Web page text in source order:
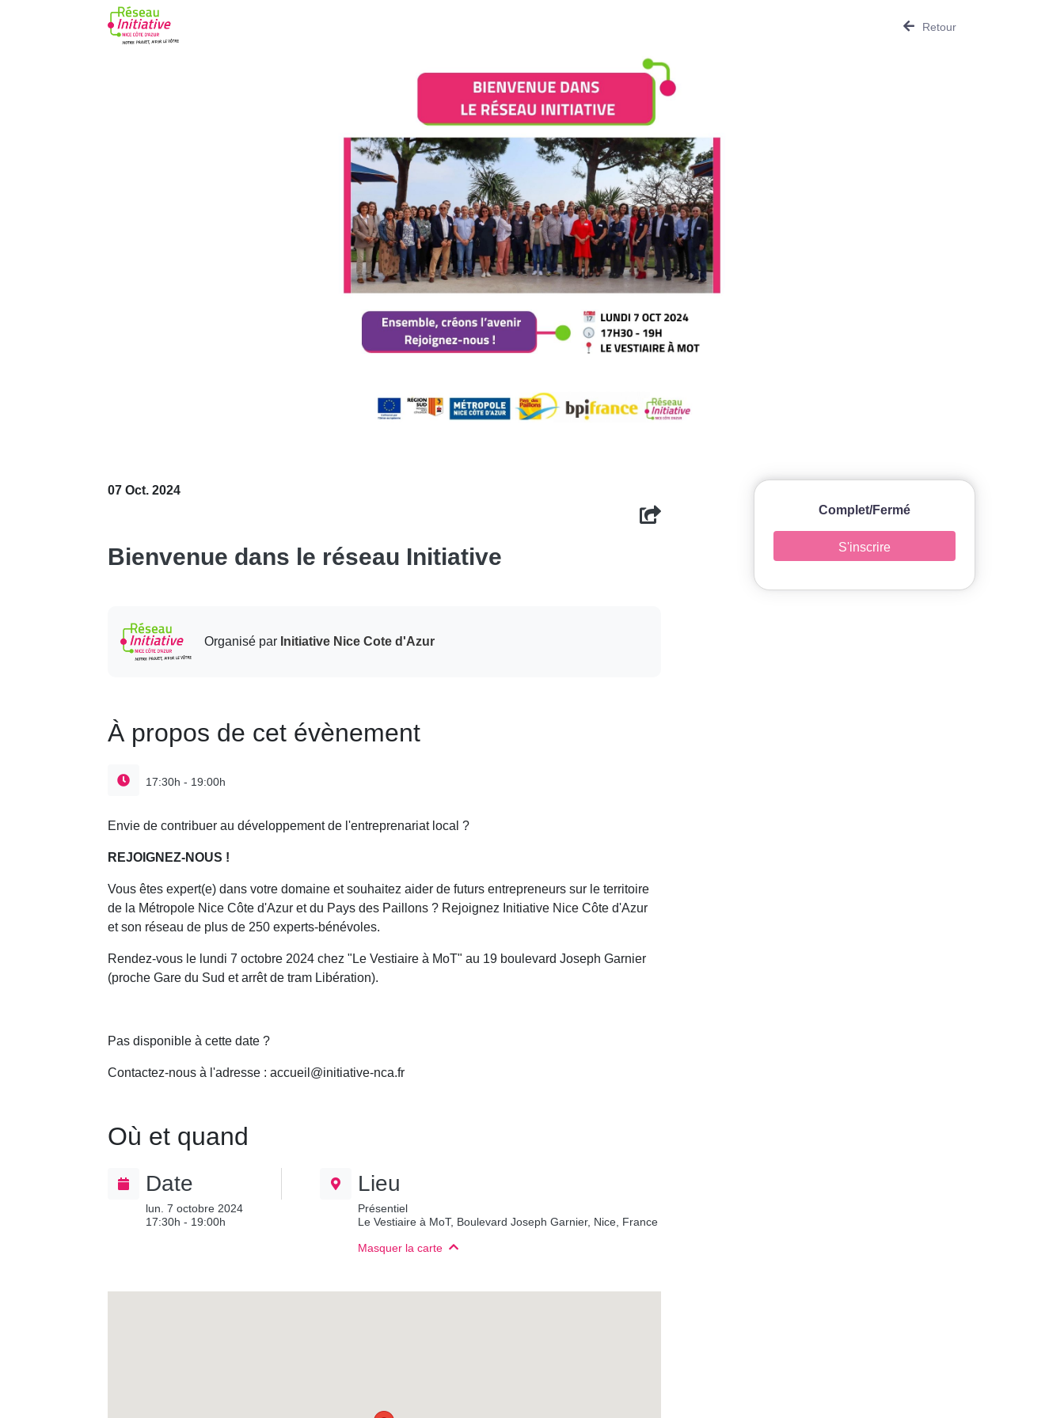
Retour
07 Oct. 2024
Bienvenue dans le réseau Initiative
Organisé parInitiative Nice Cote d'Azur
À propos de cet évènement
17:30h - 19:00h
Envie de contribuer au développement de l'entreprenariat local ?
REJOIGNEZ-NOUS !
Vous êtes expert(e) dans votre domaine et souhaitez aider de futurs entrepreneurs sur le territoire
de la Métropole Nice Côte d'Azur et du Pays des Paillons ? Rejoignez Initiative Nice Côte d'Azur
et son réseau de plus de 250 experts-bénévoles.
Rendez-vous le lundi 7 octobre 2024 chez "Le Vestiaire à MoT" au 19 boulevard Joseph Garnier
(proche Gare du Sud et arrêt de tram Libération).
Pas disponible à cette date ?
Contactez-nous à l'adresse : accueil@initiative-nca.fr
Où et quand
Date
lun. 7 octobre 2024
17:30h - 19:00h
Lieu
Présentiel
Le Vestiaire à MoT, Boulevard Joseph Garnier, Nice, France
Masquer la carte
Complet/Fermé
S'inscrire